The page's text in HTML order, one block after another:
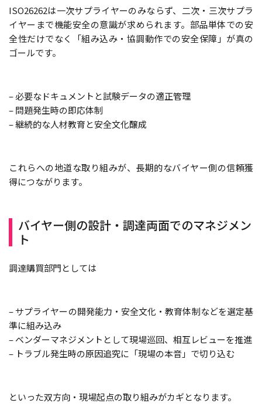
ISO26262は一次サプライヤーのみならず、二次・三次サプラ
イヤーまで機能安全の意識が求められます。部品単体での安
全性だけでなく「組み込み・協調動作での安全保障」が真の
ゴールです。
– 必要なドキュメントと試験データの適正管理
– 問題発生時の即応体制
– 継続的な人材教育と安全文化醸成
これらへの地道な取り組みが、長期的なバイヤー側の信頼獲
得につながります。
バイヤー側の設計・調達両面でのマネジメン
ト
調達購買部門としては
– サプライヤーの開発能力・安全文化・教育体制などを選定基
準に組み込み
– ベンダーマネジメントとして現場巡回、相互レビューを推進
– トラブル発生時の原因追究に「現場の本音」で切り込む
といった双方向・現場起点の取り組みがカギとなります。